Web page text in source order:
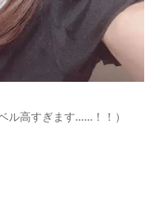
ル高すぎます……！！）